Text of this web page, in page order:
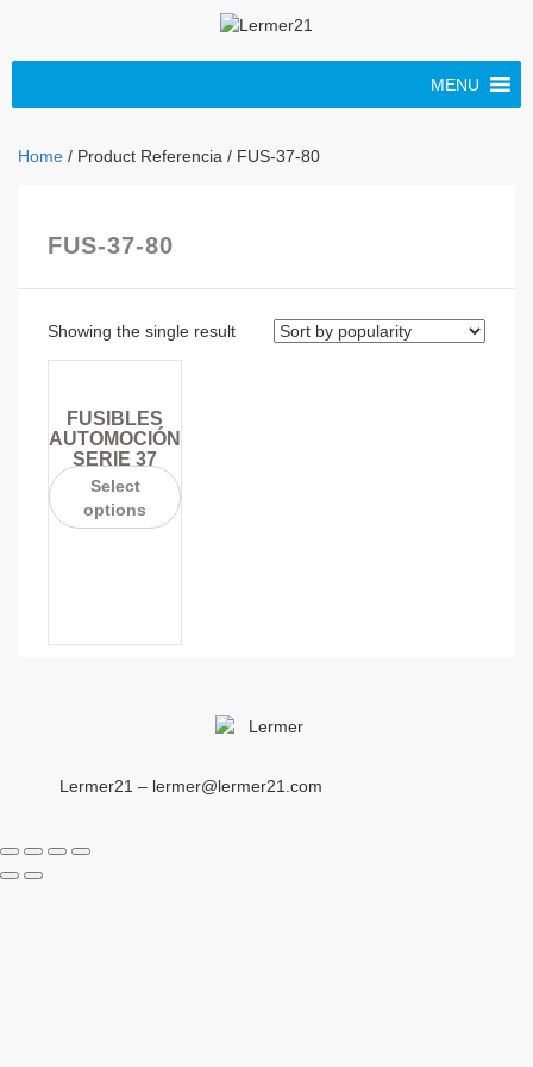
MENU
Home / Product Referencia / FUS-37-80
FUS-37-80
Showing the single result
FUSIBLES
AUTOMOCIÓN
SERIE 37
Select
options
Lermer21 – lermer@lermer21.com